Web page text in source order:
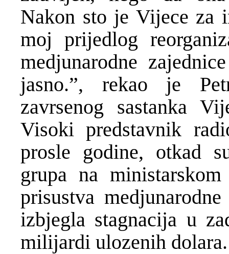
Nakon sto je Vijece za
moj prijedlog
medjunarodne
jasno.”, rekao je
zavrsenog sastanka
Visoki predstavnik
prosle godine, otkad
grupa na
prisustva
izbjegla stagnacija u
milijardi ulozenih dolara.